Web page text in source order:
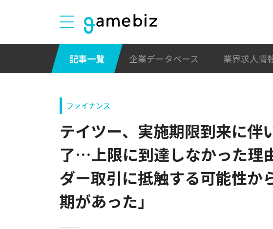
記事一覧 企業データベース 業界求人情
ファイナンス
テイツー、実施期限到来に伴
了…上限に到達しなかった理
ダー取引に抵触する可能性か
期があった」